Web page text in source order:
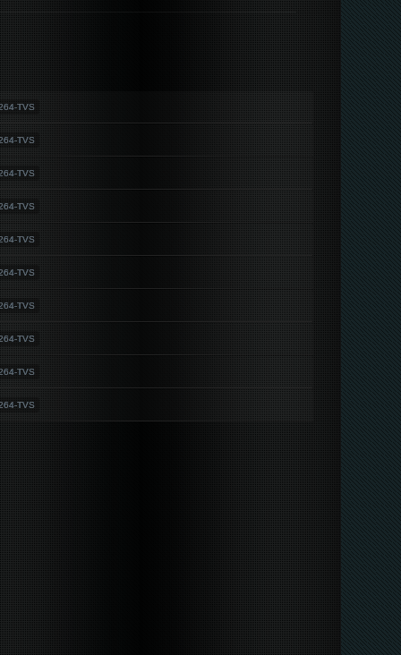
TVS
TVS
TVS
TVS
TVS
TVS
TVS
TVS
TVS
TVS